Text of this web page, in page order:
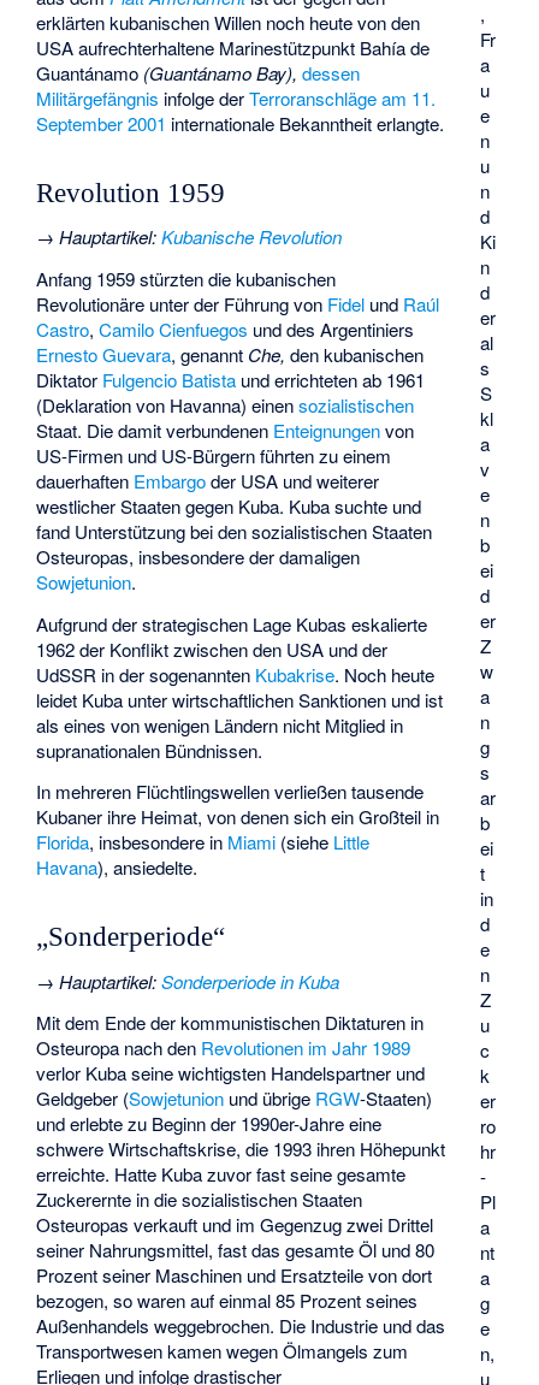
,
Fr
a
u
e
n
u
n
d
Ki
n
d
er
al
s
S
kl
a
v
e
n
b
ei
d
er
Z
w
a
n
g
s
ar
b
ei
t
in
d
e
n
Z
u
c
k
er
ro
hr
-
Pl
a
nt
a
g
e
n,
u
erklärten kubanischen Willen noch heute von den
USA aufrechterhaltene Marinestützpunkt Bahía de
Guantánamo (Guantánamo Bay), dessen
Militärgefängnis infolge derTerroranschläge am 11.
September 2001 internationale Bekanntheit erlangte.
Revolution 1959
→Hauptartikel:Kubanische Revolution
Anfang 1959 stürzten die kubanischen
Revolutionäre unter der Führung von Fidel und Raúl
Castro,Camilo Cienfuegos und des Argentiniers
Ernesto Guevara, genannt Che, den kubanischen
Diktator Fulgencio Batista und errichteten ab 1961
(Deklaration von Havanna) einensozialistischen
Staat. Die damit verbundenen Enteignungenvon
US-Firmen und US-Bürgern führten zu einem
dauerhaften Embargoder USA und weiterer
westlicher Staaten gegen Kuba. Kuba suchte und
fand Unterstützung bei den sozialistischen Staaten
Osteuropas, insbesondere der damaligen
Sowjetunion.
Aufgrund der strategischen Lage Kubas eskalierte
1962 der Konflikt zwischen den USA und der
UdSSR in der sogenannten Kubakrise. Noch heute
leidet Kuba unter wirtschaftlichen Sanktionen und ist
als eines von wenigen Ländern nicht Mitglied in
supranationalen Bündnissen.
In mehreren Flüchtlingswellen verließen tausende
Kubaner ihre Heimat, von denen sich ein Großteil in
Florida, insbesondere in Miami (siehe Little
Havana), ansiedelte.
„Sonderperiode“
→Hauptartikel:Sonderperiode in Kuba
Mit dem Ende der kommunistischen Diktaturen in
Osteuropa nach den Revolutionen im Jahr 1989
verlor Kuba seine wichtigsten Handelspartner und
Geldgeber (Sowjetunion und übrige RGW-Staaten)
und erlebte zu Beginn der 1990er-Jahre eine
schwere Wirtschaftskrise, die 1993 ihren Höhepunkt
erreichte. Hatte Kuba zuvor fast seine gesamte
Zuckerernte in die sozialistischen Staaten
Osteuropas verkauft und im Gegenzug zwei Drittel
seiner Nahrungsmittel, fast das gesamte Öl und 80
Prozent seiner Maschinen und Ersatzteile von dort
bezogen, so waren auf einmal 85 Prozent seines
Außenhandels weggebrochen. Die Industrie und das
Transportwesen kamen wegen Ölmangels zum
Erliegen und infolge drastischer